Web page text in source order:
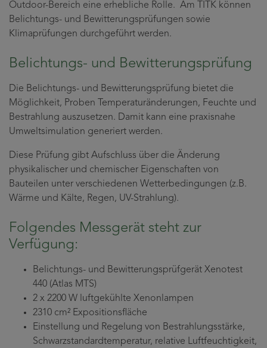
Outdoor-Bereich eine erhebliche Rolle. Am TITK können
Belichtungs- und Bewitterungsprüfungen sowie
Klimaprüfungen durchgeführt werden.
Belichtungs- und Bewitterungsprüfung
Die Belichtungs- und Bewitterungsprüfung bietet die
Möglichkeit, Proben Temperaturänderungen, Feuchte und
Bestrahlung auszusetzen. Damit kann eine praxisnahe
Umweltsimulation generiert werden.
Diese Prüfung gibt Aufschluss über die Änderung
physikalischer und chemischer Eigenschaften von
Bauteilen unter verschiedenen Wetterbedingungen (z.B.
Wärme und Kälte, Regen, UV-Strahlung).
Folgendes Messgerät steht zur
Verfügung:
Belichtungs- und Bewitterungsprüfgerät Xenotest
440 (Atlas MTS)
2 x 2200 W luftgekühlte Xenonlampen
2310 cm² Expositionsfläche
Einstellung und Regelung von Bestrahlungsstärke,
Schwarzstandardtemperatur, relative Luftfeuchtigkeit,